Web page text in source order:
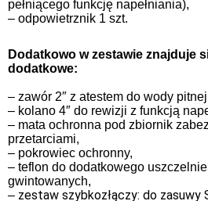
pełniącego funkcję napełniania),
– odpowietrznik 1 szt.
Dodatkowo w zestawie znajduje
dodatkowe:
– zawór 2″ z atestem do wody
– kolano 4″ do rewizji z funkcją
– mata ochronna pod zbiornik
przetarciami,
– pokrowiec ochronny,
– teflon do dodatkowego
gwintowanych,
– zestaw szybkozłączy: do zasuwy